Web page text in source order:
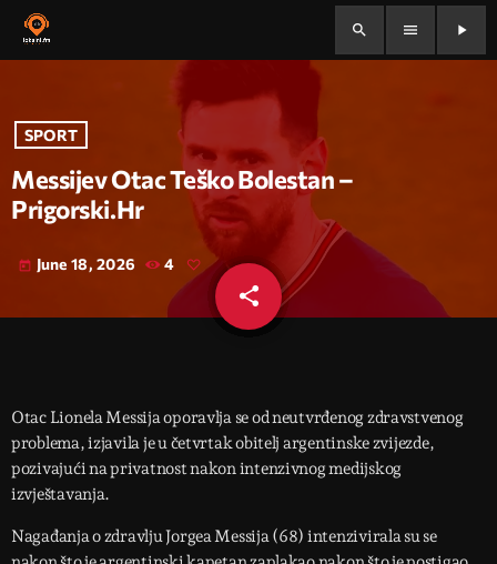
search menu play_arrow
SPORT
Messijev Otac Teško Bolestan –
Prigorski.hr
today June 18, 2026 4
share
email
Otac Lionela Messija oporavlja se od neutvrđenog zdravstvenog
problema, izjavila je u četvrtak obitelj argentinske zvijezde,
pozivajući na privatnost nakon intenzivnog medijskog
izvještavanja.
Nagađanja o zdravlju Jorgea Messija (68) intenzivirala su se